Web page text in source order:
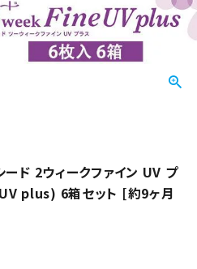
ード 2ウィークファイン UV プ
plus) 6箱セット [約9ヶ月